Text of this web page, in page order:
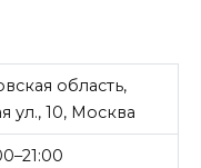
область,
ул., 10, Москва